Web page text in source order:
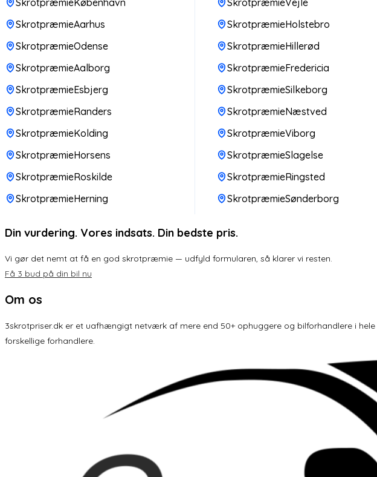
SkrotpræmieAarhus
SkrotpræmieOdense
SkrotpræmieAalborg
SkrotpræmieEsbjerg
SkrotpræmieRanders
SkrotpræmieKolding
SkrotpræmieHorsens
SkrotpræmieRoskilde
SkrotpræmieHerning
SkrotpræmieHolstebro
SkrotpræmieHillerød
SkrotpræmieFredericia
SkrotpræmieSilkeborg
SkrotpræmieNæstved
SkrotpræmieViborg
SkrotpræmieSlagelse
SkrotpræmieRingsted
SkrotpræmieSønderborg
Din vurdering. Vores indsats. Din bedste pris.
Vi gør det nemt at få en god skrotpræmie — udfyld formularen, så klarer vi resten.
Få 3 bud på din bil nu
Om os
3skrotpriser.dk er et uafhængigt netværk af mere end 50+ ophuggere og bilforhandlere i
forskellige forhandlere.